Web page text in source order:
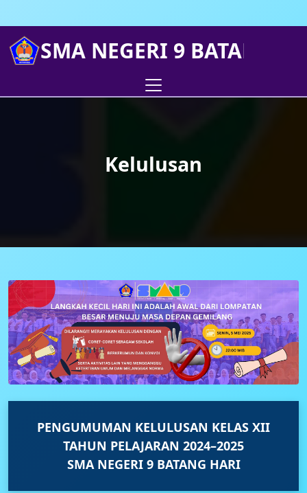
SMA NEGERI 9
Kelulusan
PENGUMUMAN KELULUSAN KELAS XII
TAHUN PELAJARAN 2024–2025
SMA NEGERI 9 BATANG HARI